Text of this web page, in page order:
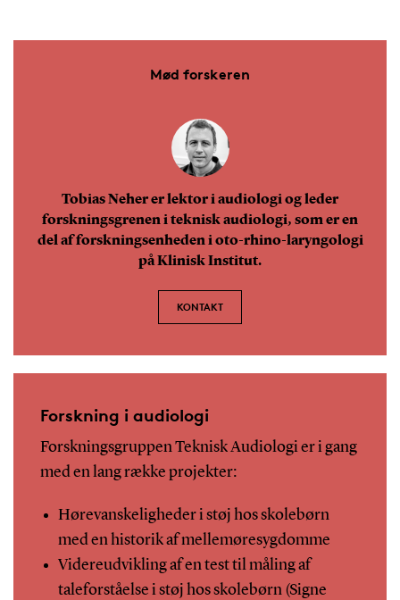
Mød forskeren
Tobias Neher er lektor i audiologi og leder
forskningsgrenen i teknisk audiologi, som er en
del af forskningsenheden i oto-rhino-laryngologi
på Klinisk Institut.
KONTAKT
Forskning i audiologi
Forskningsgruppen Teknisk Audiologi er i gang
med en lang række projekter:
Hørevanskeligheder i støj hos skolebørn
med en historik af mellemøresygdomme
Videreudvikling af en test til måling af
taleforståelse i støj hos skolebørn (Signe